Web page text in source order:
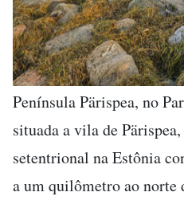
Península Pärispea, no
situada a vila de
setentrional na Estônia
a um quilômetro ao norte